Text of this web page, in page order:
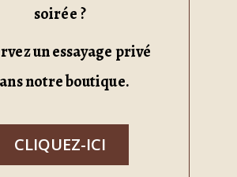
soirée ?
un essayage privé
notre boutique.
CLIQUEZ-ICI